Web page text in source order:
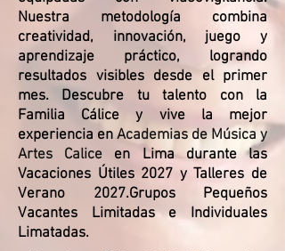
Nuestra metodología combina
creatividad, innovación, juego y
aprendizaje práctico, logrando
resultados visibles desde el primer
mes. Descubre tu talento con la
Familia Cálice y vive la mejor
experiencia en Academias de Música y
Artes Calice en Lima durante las
Vacaciones Útiles 2027 y Talleres de
Verano 2027.Grupos Pequeños
Vacantes Limitadas e Individuales
Limatadas.